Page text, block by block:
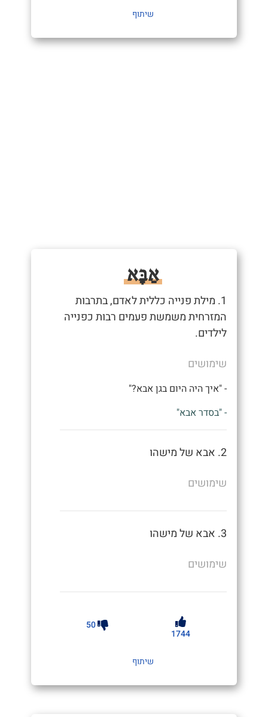
שיתוף
אַבָּא
1. מילת פנייה כללית לאדם, בתרבות
המזרחית משמשת פעמים רבות כפנייה
לילדים.
שימושים
- "איך היה היום בגן אבא?"
- "בסדר אבא"
2. אבא של מישהו
שימושים
3. אבא של מישהו
שימושים
1744
50
שיתוף